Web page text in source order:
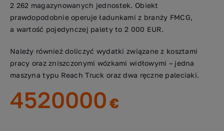
2 262 magazynowanych jednostek. Obiekt
prawdopodobnie operuje ładunkami z branży FMCG,
a wartość pojedynczej palety to 2 000 EUR.
Należy również doliczyć wydatki związane z kosztami
pracy oraz zniszczonymi wózkami widłowymi – jedna
maszyna typu Reach Truck oraz dwa ręczne paleciaki.
4520000 €